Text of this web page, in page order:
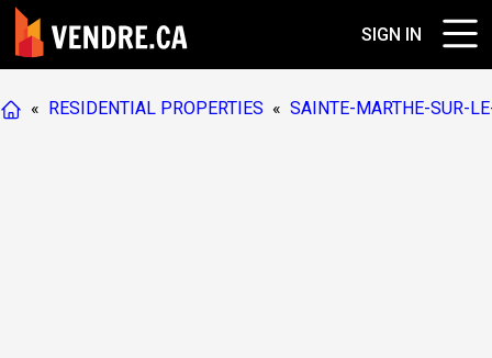
SIGN IN
« RESIDENTIAL PROPERTIES « SAINTE-MARTHE-SUR-